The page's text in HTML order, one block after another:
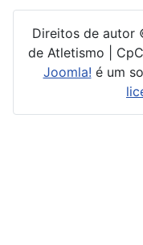
Direitos de autor
de Atletismo |
Joomla! é um